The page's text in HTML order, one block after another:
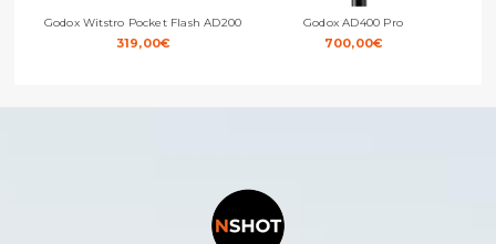
Godox Witstro Pocket Flash AD200
319,00€
Godox AD400 Pro
700,00€